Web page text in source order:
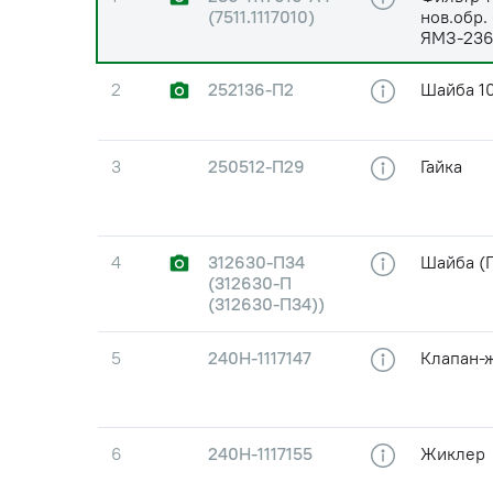
(7511.1117010)
ЯМЗ-
2 252136-П2 Шайба
3 250512-П29 Гайка
4
312630-П34
(312630-П
(312630-П34))
Шайба
5 240Н-1117147 Клапан-
6 240Н-1117155 Жиклер